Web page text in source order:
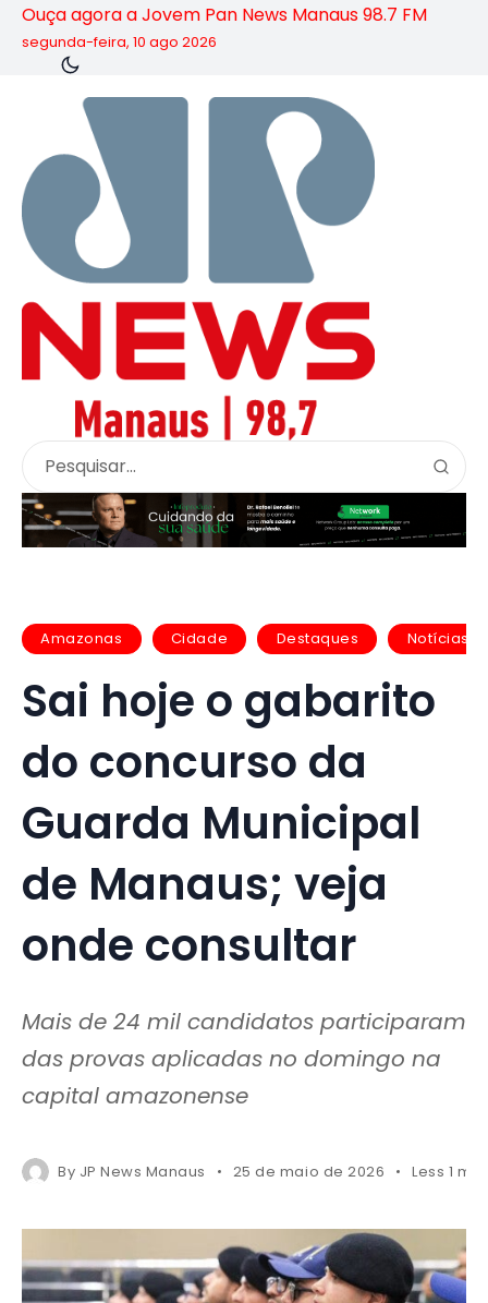
Ouça agora a Jovem Pan News Manaus 98.7 FM
segunda-feira, 10 ago 2026
Amazonas Cidade Destaques Notícias
Sai hoje o gabarito
do concurso da
Guarda Municipal
de Manaus; veja
onde consultar
Mais de 24 mil candidatos participaram
das provas aplicadas no domingo na
capital amazonense
By JP News Manaus 25 de maio de 2026 Less 1